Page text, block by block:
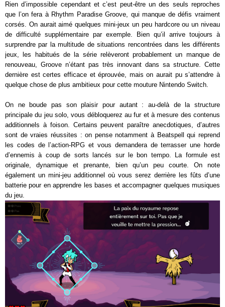
Rien d’impossible cependant et c’est peut-être un des seuls reproches
que l’on fera à Rhythm Paradise Groove, qui manque de défis vraiment
corsés. On aurait aimé quelques mini-jeux un peu hardcore ou un niveau
de difficulté supplémentaire par exemple. Bien qu’il arrive toujours à
surprendre par la multitude de situations rencontrées dans les différents
jeux, les habitués de la série relèveront probablement un manque de
renouveau, Groove n’étant pas très innovant dans sa structure. Cette
dernière est certes efficace et éprouvée, mais on aurait pu s’attendre à
quelque chose de plus ambitieux pour cette mouture Nintendo Switch.
On ne boude pas son plaisir pour autant : au-delà de la structure
principale du jeu solo, vous débloquerez au fur et à mesure des contenus
additionnels à foison. Certains peuvent paraître anecdotiques, d’autres
sont de vraies réussites : on pense notamment à Beatspell qui reprend
les codes de l’action-RPG et vous demandera de terrasser une horde
d’ennemis à coup de sorts lancés sur le bon tempo. La formule est
originale, dynamique et prenante, bien qu’un peu courte. On note
également un mini-jeu additionnel où vous serez derrière les fûts d’une
batterie pour en apprendre les bases et accompagner quelques musiques
du jeu.